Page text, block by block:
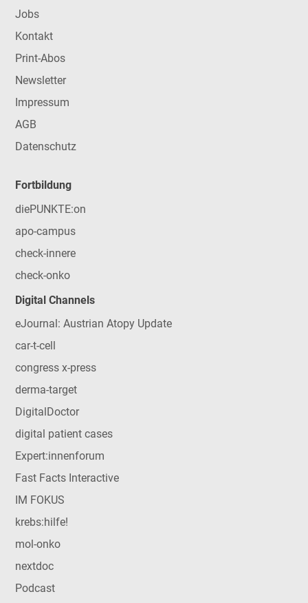
Jobs
Kontakt
Print-Abos
Newsletter
Impressum
AGB
Datenschutz
Fortbildung
diePUNKTE:on
apo-campus
check-innere
check-onko
Digital Channels
eJournal: Austrian Atopy Update
car-t-cell
congress x-press
derma-target
DigitalDoctor
digital patient cases
Expert:innenforum
Fast Facts Interactive
IM FOKUS
krebs:hilfe!
mol-onko
nextdoc
Podcast